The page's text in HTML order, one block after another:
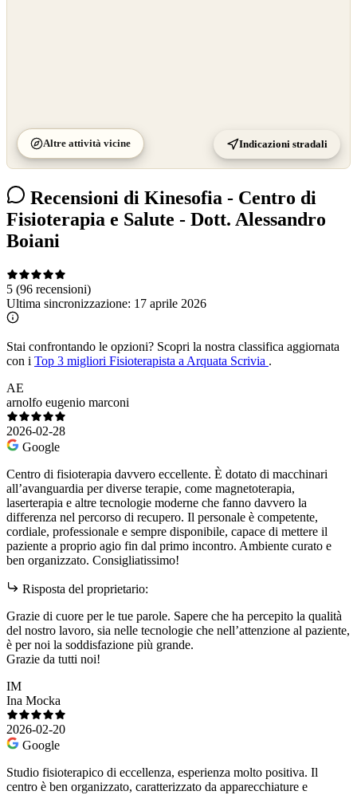
Altre attività vicine Indicazioni stradali
Recensioni di Kinesofia - Centro di
Fisioterapia e Salute - Dott. Alessandro
Boiani
5 (96 recensioni)
Ultima sincronizzazione: 17 aprile 2026
Stai confrontando le opzioni? Scopri la nostra classifica aggiornata
con i Top 3 migliori Fisioterapista a Arquata Scrivia .
AE
arnolfo eugenio marconi
2026-02-28
Google
Centro di fisioterapia davvero eccellente. È dotato di macchinari
all’avanguardia per diverse terapie, come magnetoterapia,
laserterapia e altre tecnologie moderne che fanno davvero la
differenza nel percorso di recupero. Il personale è competente,
cordiale, professionale e sempre disponibile, capace di mettere il
paziente a proprio agio fin dal primo incontro. Ambiente curato e
ben organizzato. Consigliatissimo!
Risposta del proprietario:
Grazie di cuore per le tue parole. Sapere che ha percepito la qualità
del nostro lavoro, sia nelle tecnologie che nell’attenzione al paziente,
è per noi la soddisfazione più grande.
Grazie da tutti noi!
IM
Ina Mocka
2026-02-20
Google
Studio fisioterapico di eccellenza, esperienza molto positiva. Il
centro è ben organizzato, caratterizzato da apparecchiature e